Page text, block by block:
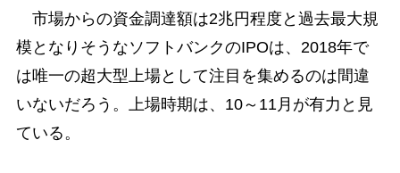
市場からの資金調達額は2兆円程度と過去最大規
模となりそうなソフトバンクのIPOは、2018年で
は唯一の超大型上場として注目を集めるのは間違
いないだろう。上場時期は、10～11月が有力と見
ている。